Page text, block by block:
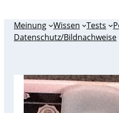
Meinung Wissen Tests
Datenschutz/Bildnachweise